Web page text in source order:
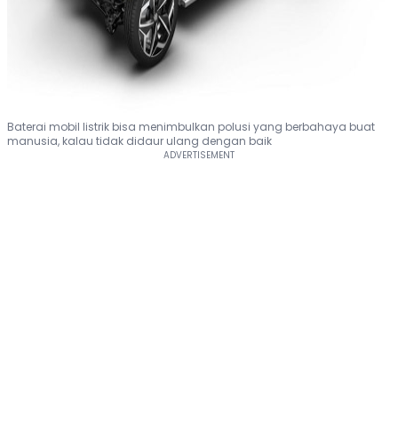
Baterai mobil listrik bisa menimbulkan polusi yang berbahaya buat
manusia, kalau tidak didaur ulang dengan baik